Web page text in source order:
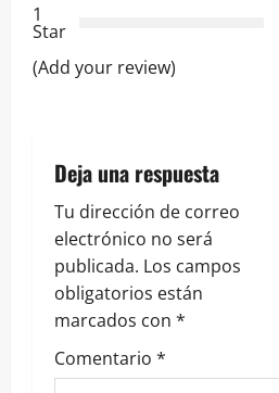
e
t
r
a
d
a
s
1
Star
(Add your review)
Deja una respuesta
Tu dirección de correo
electrónico no será
publicada. Los campos
obligatorios están
marcados con *
Comentario *